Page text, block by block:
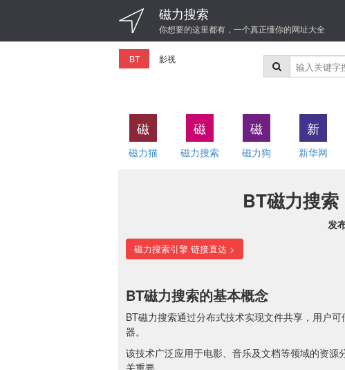
磁力搜索
你想要的这里都有，一个真正懂你的网址大全
BT 影视
磁
磁力猫
磁
磁力搜索
磁
磁力狗
新
新华网
BT磁力搜
发
磁力搜索引擎 链接直达 >
BT磁力搜索的基本概念
BT磁力搜索通过分布式技术实现文件共享，用户
器。
该技术广泛应用于电影、音乐及文档等领域的资
关重要。